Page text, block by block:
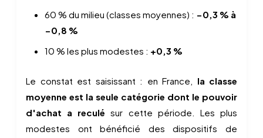
60 % du milieu (classes moyennes) : −0,3 % à
−0,8 %
10 % les plus modestes : +0,3 %
Le constat est saisissant : en France, la classe
moyenne est la seule catégorie dont le pouvoir
d'achat a reculé sur cette période. Les plus
modestes ont bénéficié des dispositifs de